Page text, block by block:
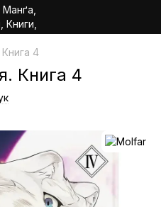
Книга 4
Книга 4